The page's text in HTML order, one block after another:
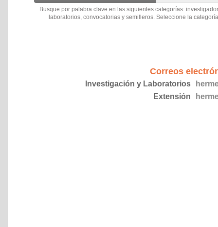
Busque por palabra clave en las siguientes categorías:
laboratorios, convocatorias y semilleros. Seleccione la
Correos
Investigación y Laboratorios
Extensión